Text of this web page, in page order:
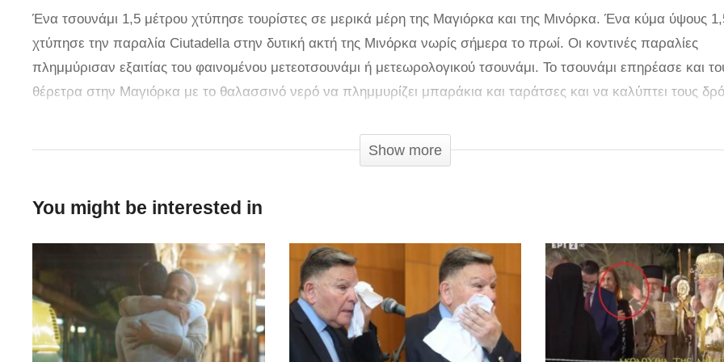
Ένα τσουνάμι 1,5 μέτρου χτύπησε τουρίστες σε μερικά μέρη της Μαγιόρκα και της Μινόρκα. Ένα κύμα ύψους
χτύπησε την παραλία Ciutadella στην δυτική ακτή της Μινόρκα νωρίς σήμερα το πρωί. Οι κοντινές παραλίες
πλημμύρισαν εξαιτίας του φαινομένου μετεοτσουνάμι ή μετεωρολογικού τσουνάμι. Το τσουνάμι επηρέασε και
θέρετρα στην Μαγιόρκα με το θαλασσινό νερό να πλημμυρίζει μπαράκια και ταράτσες και να καλύπτει τους
Το ισχυρό ρεύμα έσπασε τα σχοινιά ενός ιστορικού ιστιοπλοϊκού σκάφους που χρησιμοποιούνταν από το
παρασύρει το ρεύμα στην θάλασσα. Δεν υπήρξε καμία αναφορά για τραυματισμούς, καθώς το μεγαλύτερο
[dailymail
Show more
You might be interested in